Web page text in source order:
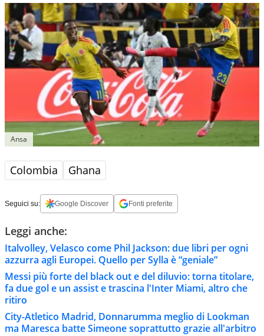
Ansa
Colombia Ghana
Seguici su: Google Discover Fonti preferite
Leggi anche:
Italvolley, Velasco come Phil Jackson: due libri per ogni
azzurra agli Europei. Quello per Sylla è “geniale”
Messi più forte del black out e del diluvio: torna titolare,
fa due gol e un assist e trascina l'Inter Miami, altro che
ritiro
City-Atletico Madrid, Donnarumma meglio di Lookman
ma Maresca batte Simeone soprattutto grazie all'arbitro